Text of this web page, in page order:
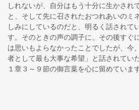
しれないが、自分はもう十分に生かされ
と、そして先に召されたおつれあいのミ
しみにしているのだと、明るく話されて
す。そのときの声の調子に、その後すぐ
は思いもよらなかったことでしたが、今
者として最も大事な希望」と話されてい
１章３～９節の御言葉を心に留めています